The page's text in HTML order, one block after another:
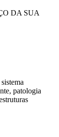
DA SUA
patologia